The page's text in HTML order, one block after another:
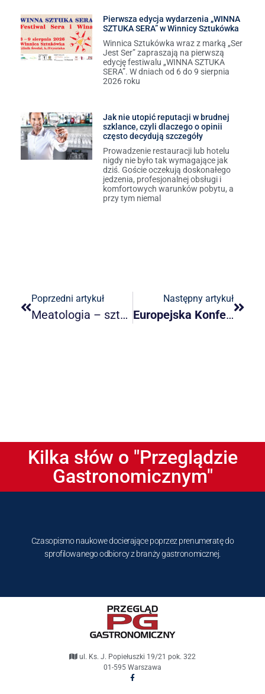
Pierwsza edycja wydarzenia „WINNA
SZTUKA SERA” w Winnicy Sztukówka
Winnica Sztukówka wraz z marką „Ser
Jest Ser” zapraszają na pierwszą
edycję festiwalu „WINNA SZTUKA
SERA”. W dniach od 6 do 9 sierpnia
2026 roku
Jak nie utopić reputacji w brudnej
szklance, czyli dlaczego o opinii
często decydują szczegóły
Prowadzenie restauracji lub hotelu
nigdy nie było tak wymagające jak
dziś. Goście oczekują doskonałego
jedzenia, profesjonalnej obsługi i
komfortowych warunków pobytu, a
przy tym niemal
Poprzedni artykuł
Meatologia – sztuka prawdziwego mięsa
Następny artykuł
Europejska Konferencja Miodosytników i Mead Meadness Cup 2023
Kilka słów o "Przeglądzie
Gastronomicznym"
Czasopismo naukowe docierające poprzez prenumeratę do
sprofilowanego odbiorcy z branży gastronomicznej.
ul. Ks. J. Popiełuszki 19/21 pok. 322
01-595 Warszawa